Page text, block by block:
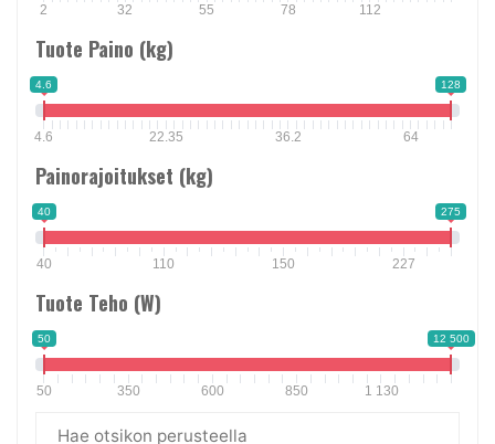
2 32 55 78 112
Tuote Paino (kg)
4.6 128
4.6 22.35 36.2 64
Painorajoitukset (kg)
40 275
40 110 150 227
Tuote Teho (W)
50 12 500
50 350 600 850 1 130